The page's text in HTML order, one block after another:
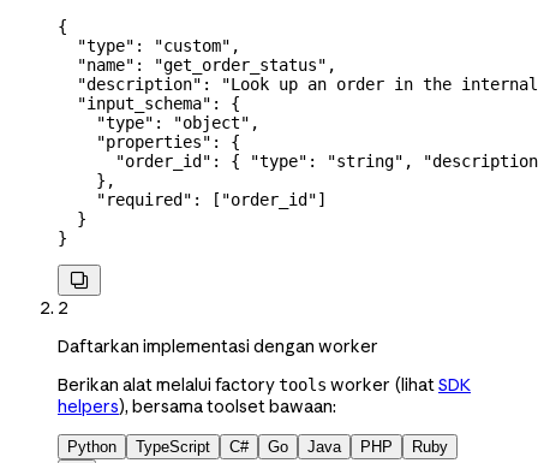
{
  "type"
: "custom" ,
  "name"
: "get_order_status" ,
  "description"
:
"Look up an order in the
  "input_schema"
: {
    "type"
: "object" ,
    "properties"
: {
      "order_id"
: { "type" : "string" ,
    },
    "required"
: [ "order_id"]
  }
}

2
Daftarkan implementasi dengan worker
Berikan alat melalui factorytools worker (lihatSDK
helpers), bersama toolset bawaan:
Python TypeScript C# Go Java PHP Ruby